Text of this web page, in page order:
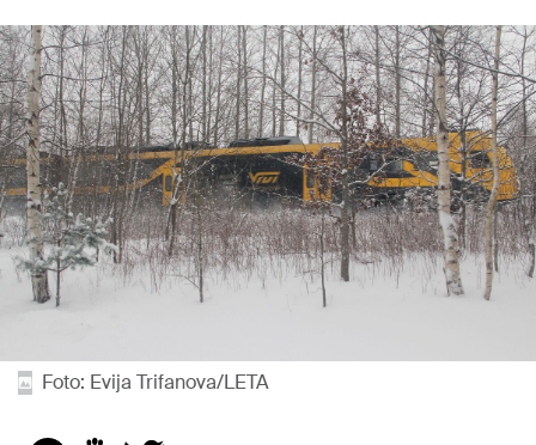
Foto: Evija Trifanova/LETA